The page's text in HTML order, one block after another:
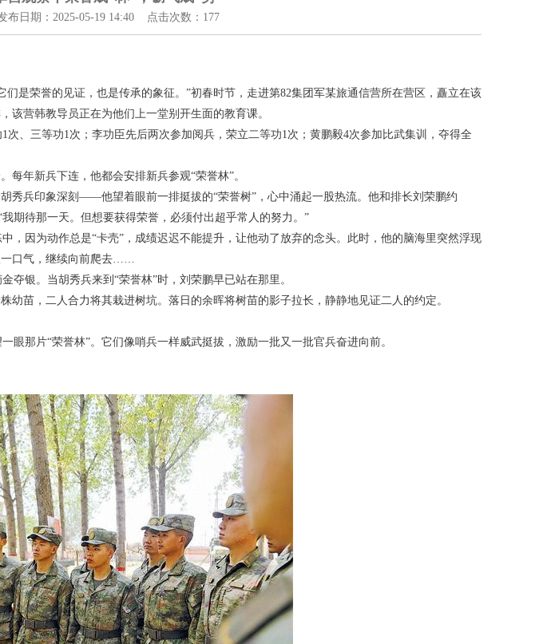
布日期：2025-05-19 14:40 点击次数：177
是荣誉的见证，也是传承的象征。”初春时节，走进第82集团军某旅通信营所在营区，矗立在该
该营韩教导员正在为他们上一堂别开生面的教育课。
、三等功1次；李功臣先后两次参加阅兵，荣立二等功1次；黄鹏毅4次参加比武集训，夺得全
每年新兵下连，他都会安排新兵参观“荣誉林”。
秀兵印象深刻——他望着眼前一排挺拔的“荣誉树”，心中涌起一股热流。他和排长刘荣鹏约
期待那一天。但想要获得荣誉，必须付出超乎常人的努力。”
，因为动作总是“卡壳”，成绩迟迟不能提升，让他动了放弃的念头。此时，他的脑海里突然浮现
一口气，继续向前爬去……
夺银。当胡秀兵来到“荣誉林”时，刘荣鹏早已站在那里。
幼苗，二人合力将其栽进树坑。落日的余晖将树苗的影子拉长，静静地见证二人的约定。
眼那片“荣誉林”。它们像哨兵一样威武挺拔，激励一批又一批官兵奋进向前。